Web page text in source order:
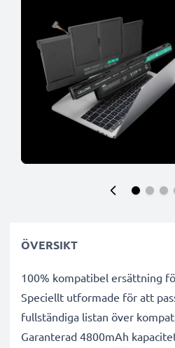
ÖVERSIKT
100% kompatibel ersättning
Speciellt utformade för att
fullständiga listan över
Garanterad 4800mAh